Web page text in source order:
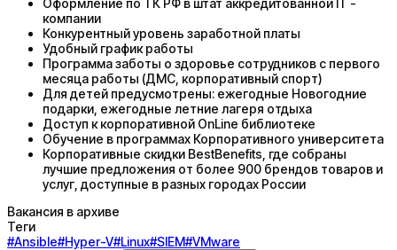
компании
Конкурентный уровень заработной платы
Удобный график работы
Программа заботы о здоровье сотрудников с первого
месяца работы (ДМС, корпоративный спорт)
Для детей предусмотрены: ежегодные Новогодние
подарки, ежегодные летние лагеря отдыха
Доступ к корпоративной OnLine библиотеке
Обучение в программах Корпоративного университета
Корпоративные скидки BestBenefits, где собраны
лучшие предложения от более 900 брендов товаров и
услуг, доступные в разных городах России
Вакансия в архиве
Теги
#Ansible#Hyper-V#Linux#SIEM#VMware